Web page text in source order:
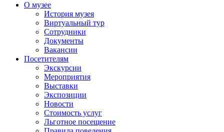
О музее
История музея
Виртуальный тур
Сотрудники
Документы
Вакансии
Посетителям
Экскурсии
Мероприятия
Выставки
Экспозиции
Новости
Стоимость услуг
Льготное посещение